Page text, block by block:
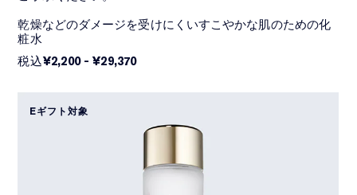
乾燥などのダメージを受けにくいすこやかな肌のための化
粧水
税込¥2,200-¥29,370
Eギフト対象